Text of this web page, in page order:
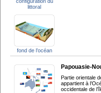
littoral
fond de l’océan
Papouasie-
Partie orientale
appartient à
occidentale de